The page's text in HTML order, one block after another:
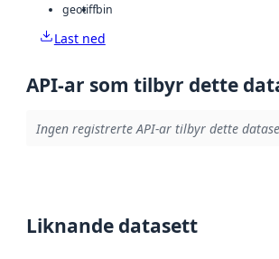
geotiffbin
Last ned
API-ar som tilbyr dette
Ingen registrerte API-ar tilbyr dette
Liknande datasett